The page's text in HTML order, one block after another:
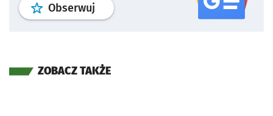
Obserwuj profil serwisu
ZOBACZ TAKŻE